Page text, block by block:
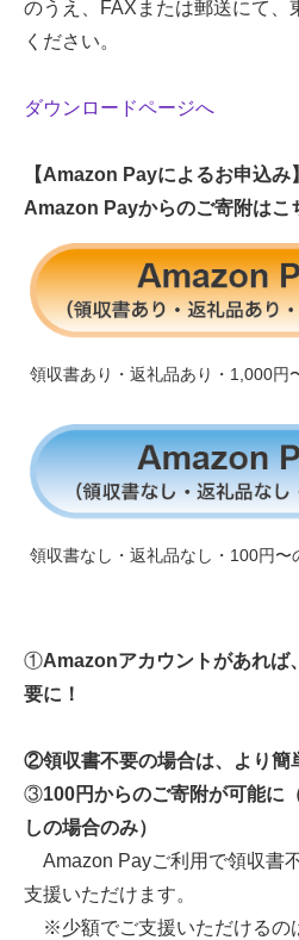
のうえ、FAXまたは郵送にて、
ください。
ダウンロードページへ
【Amazon Payによるお申込み】
Amazon Payからのご寄附は
領収書あり・返礼品あり・1,000円
領収書なし・返礼品なし・100円〜
①Amazonアカウントがあれば
要に！
②領収書不要の場合は、より簡
③100円からのご寄附が可能に
しの場合のみ）
Amazon Payご利用で領収書
支援いただけます。
※少額でご支援いただけるの